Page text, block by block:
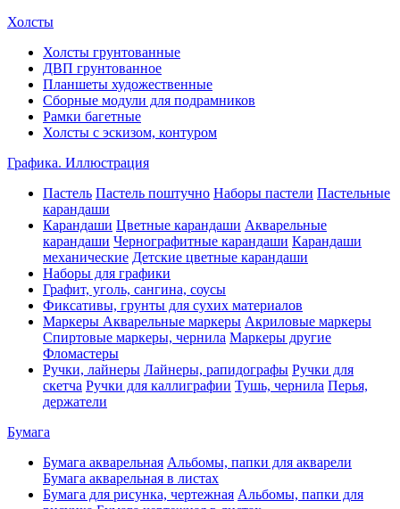
Холсты
Холсты грунтованные
ДВП грунтованное
Планшеты художественные
Сборные модули для подрамников
Рамки багетные
Холсты c эскизом, контуром
Графика. Иллюстрация
Пастель Пастель поштучно Наборы пастели Пастельные
карандаши
Карандаши Цветные карандаши Акварельные
карандаши Чернографитные карандаши Карандаши
механические Детские цветные карандаши
Наборы для графики
Графит, уголь, сангина, соусы
Фиксативы, грунты для сухих материалов
Маркеры Акварельные маркеры Акриловые маркеры
Спиртовые маркеры, чернила Маркеры другие
Фломастеры
Ручки, лайнеры Лайнеры, рапидографы Ручки для
скетча Ручки для каллиграфии Тушь, чернила Перья,
держатели
Бумага
Бумага акварельная Альбомы, папки для акварели
Бумага акварельная в листах
Бумага для рисунка, чертежная Альбомы, папки для